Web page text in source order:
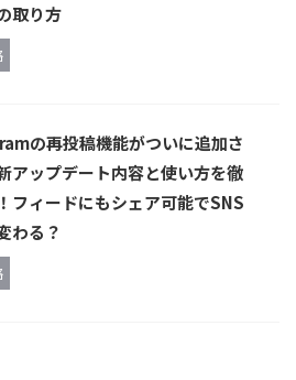
取り方
の再投稿機能がついに追加さ
アップデート内容と使い方を徹
フィードにもシェア可能でSNS
わる？